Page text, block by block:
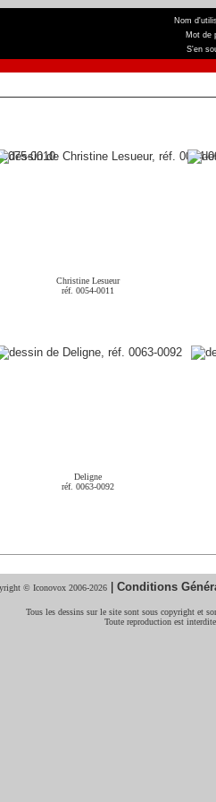
Nom
Mot de
S'en
Christine Lesueur
réf. 0054-0011
Deligne
réf. 0063-0092
© Iconovox 2006-2026 | Conditions
Tous les dessins sur le site sont sous copyright et
Toute reproduction est